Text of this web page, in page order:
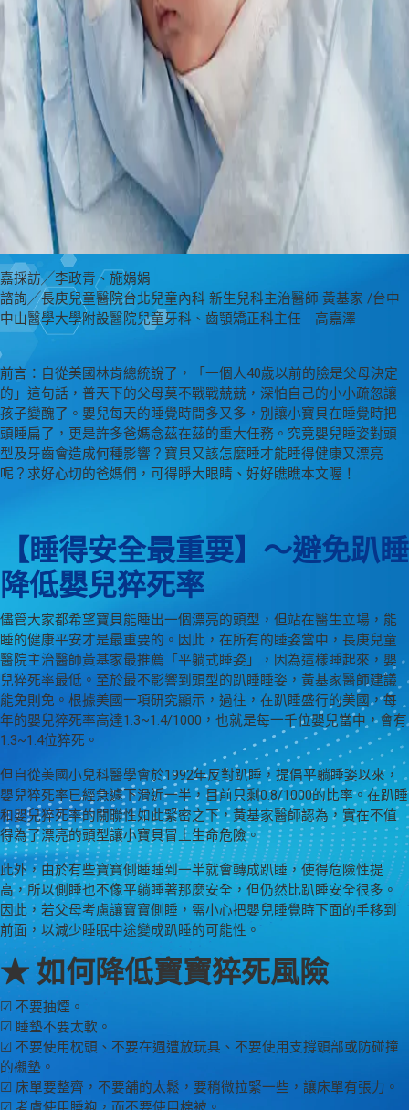
嘉採訪╱李政青、施娟娟
諮詢╱長庚兒童醫院台北兒童內科 新生兒科主治醫師 黃基家 /台中
中山醫學大學附設醫院兒童牙科、齒顎矯正科主任 高嘉澤
前言：自從美國林肯總統說了，「一個人40歲以前的臉是父母決定
的」這句話，普天下的父母莫不戰戰兢兢，深怕自己的小小疏忽讓
孩子變醜了。嬰兒每天的睡覺時間多又多，別讓小寶貝在睡覺時把
頭睡扁了，更是許多爸媽念茲在茲的重大任務。究竟嬰兒睡姿對頭
型及牙齒會造成何種影響？寶貝又該怎麼睡才能睡得健康又漂亮
呢？求好心切的爸媽們，可得睜大眼睛、好好瞧瞧本文喔！
【睡得安全最重要】～避免趴睡
降低嬰兒猝死率
儘管大家都希望寶貝能睡出一個漂亮的頭型，但站在醫生立場，能
睡的健康平安才是最重要的。因此，在所有的睡姿當中，長庚兒童
醫院主治醫師黃基家最推薦「平躺式睡姿」，因為這樣睡起來，嬰
兒猝死率最低。至於最不影響到頭型的趴睡睡姿，黃基家醫師建議
能免則免。根據美國一項研究顯示，過往，在趴睡盛行的美國，每
年的嬰兒猝死率高達1.3~1.4/1000，也就是每一千位嬰兒當中，會有
1.3~1.4位猝死。
但自從美國小兒科醫學會於1992年反對趴睡，提倡平躺睡姿以來，
嬰兒猝死率已經急遽下滑近一半，目前只剩0.8/1000的比率。在趴睡
和嬰兒猝死率的關聯性如此緊密之下，黃基家醫師認為，實在不值
得為了漂亮的頭型讓小寶貝冒上生命危險。
此外，由於有些寶寶側睡睡到一半就會轉成趴睡，使得危險性提
高，所以側睡也不像平躺睡著那麼安全，但仍然比趴睡安全很多。
因此，若父母考慮讓寶寶側睡，需小心把嬰兒睡覺時下面的手移到
前面，以減少睡眠中途變成趴睡的可能性。
★ 如何降低寶寶猝死風險
☑ 不要抽煙。
☑ 睡墊不要太軟。
☑ 不要使用枕頭、不要在週遭放玩具、不要使用支撐頭部或防碰撞
的襯墊。
☑ 床單要整齊，不要舖的太鬆，要稍微拉緊一些，讓床單有張力。